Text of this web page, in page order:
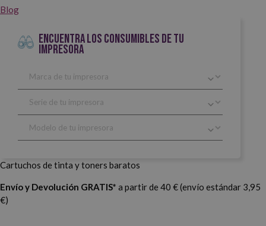
Blog
ENCUENTRA LOS CONSUMIBLES DE TU
IMPRESORA
Cartuchos de tinta y toners baratos
Envío y Devolución GRATIS* a partir de 40 € (envío estándar 3,95
€)